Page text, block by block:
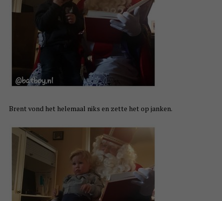
Brent vond het helemaal niks en zette het op janken.